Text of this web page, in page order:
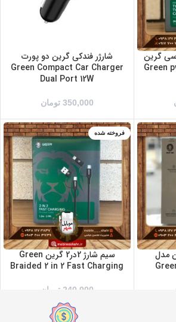
گرین
Green
شارژر فندکی گرین دو پورت
Green Compact Car Charger
Dual Port 12W
350,000 تومان
مدل
فروخته شده
سیم شارژ 2در2 گرین Green
Braided 2 in 2 Fast Charging
240,000 تومان